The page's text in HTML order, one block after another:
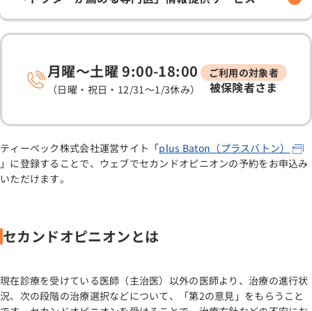
月曜～土曜 9:00-18:00
（日曜・祝日・12/31～1/3休み）
ご利用の対象者
被保険者さま
ティーペック株式会社運営サイト「plus Baton（プラスバトン）
」に登録することで、ウェブでセカンドオピニオンの予約をお申込み
いただけます。
セカンドオピニオンとは
現在診療を受けている医師（主治医）以外の医師より、治療の進行状
況、次の段階の治療選択などについて、「第2の意見」をもらうこと